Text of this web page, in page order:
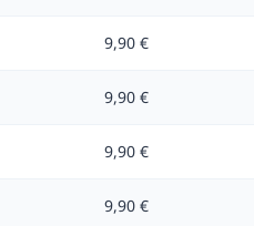
9,90 €
9,90 €
9,90 €
9,90 €